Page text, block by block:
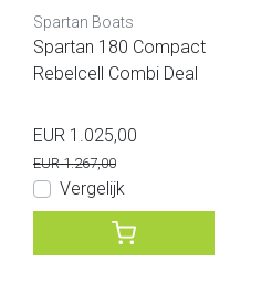
Spartan Boats
Spartan 180 Compact
Rebelcell Combi Deal
EUR 1.025,00
EUR 1.267,00
Vergelijk